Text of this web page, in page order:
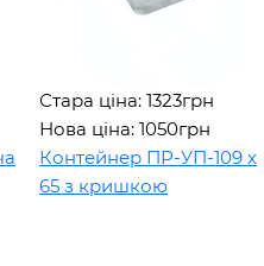
Стара ціна: 1323грн
Нова ціна: 1050грн
Контейнер ПР-УП-109 х
65 з кришкою